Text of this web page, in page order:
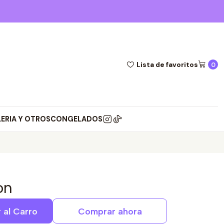
Lista de favoritos 0
Y OTROSCONGELADOS
al Carro Comprar ahora